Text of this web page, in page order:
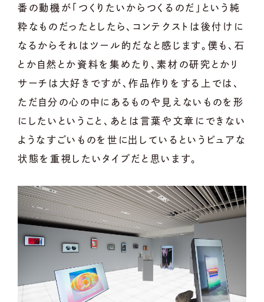
番の動機が「つくりたいからつくるのだ」という純
粋なものだったとしたら、コンテクストは後付けに
なるからそれはツール的だなと感じます。僕も、石
とか自然とか資料を集めたり、素材の研究とかリ
サーチは大好きですが、作品作りをする上では、
ただ自分の心の中にあるものや見えないものを形
にしたいということ、あとは言葉や文章にできない
ようなすごいものを世に出しているというピュアな
状態を重視したいタイプだと思います。